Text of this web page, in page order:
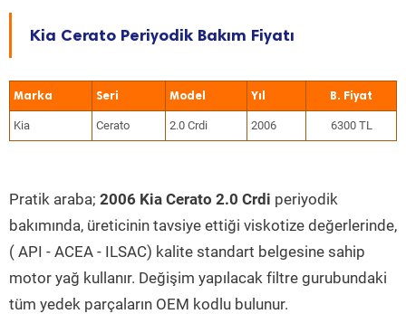
Kia Cerato Periyodik Bakım Fiyatı
Marka Seri Model Yıl
Kia Cerato 2.0 Crdi 2006 6300 TL
Pratik araba; 2006 Kia Cerato 2.0 Crdi periyodik
bakımında, üreticinin tavsiye ettiği viskotize değerlerinde,
( API - ACEA - ILSAC) kalite standart belgesine sahip
motor yağ kullanır. Değişim yapılacak filtre gurubundaki
tüm yedek parçaların OEM kodlu bulunur.